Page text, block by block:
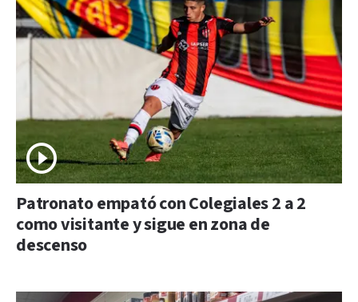
Patronato empató con Colegiales 2 a 2
como visitante y sigue en zona de
descenso